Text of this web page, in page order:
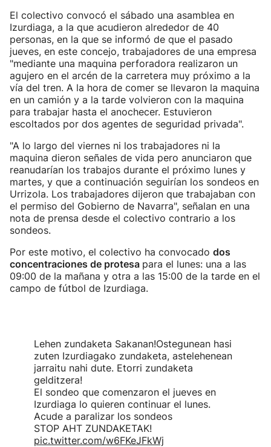
El colectivo convocó el sábado una asamblea en
Izurdiaga, a la que acudieron alrededor de 40
personas, en la que se informó de que el pasado
jueves, en este concejo, trabajadores de una empresa
"mediante una maquina perforadora realizaron un
agujero en el arcén de la carretera muy próximo a la
vía del tren. A la hora de comer se llevaron la maquina
en un camión y a la tarde volvieron con la maquina
para trabajar hasta el anochecer. Estuvieron
escoltados por dos agentes de seguridad privada".
"A lo largo del viernes ni los trabajadores ni la
maquina dieron señales de vida pero anunciaron que
reanudarían los trabajos durante el próximo lunes y
martes, y que a continuación seguirían los sondeos en
Urrizola. Los trabajadores dijeron que trabajaban con
el permiso del Gobierno de Navarra", señalan en una
nota de prensa desde el colectivo contrario a los
sondeos.
Por este motivo, el colectivo ha convocado dos
concentraciones de protesa para el lunes: una a las
09:00 de la mañana y otra a las 15:00 de la tarde en el
campo de fútbol de Izurdiaga.
Lehen zundaketa Sakanan!Ostegunean hasi
zuten Izurdiagako zundaketa, astelehenean
jarraitu nahi dute. Etorri zundaketa
gelditzera!
El sondeo que comenzaron el jueves en
Izurdiaga lo quieren continuar el lunes.
Acude a paralizar los sondeos
STOP AHT ZUNDAKETAK!
pic.twitter.com/w6FKeJFkWj